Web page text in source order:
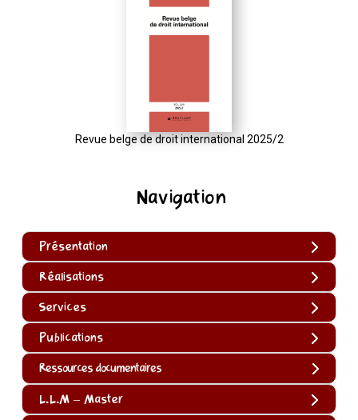
Navigation
Présentation
Réalisations
Services
Publications
Ressources documentaires
L.L.M – Master
Revue belge de droit international 2025/2